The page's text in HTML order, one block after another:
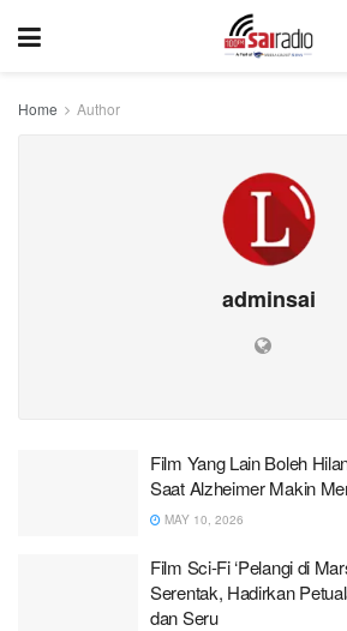
Home Author
adminsai
Film Yang Lain Boleh
Saat Alzheimer Makin
MAY 10, 2026
Film Sci-Fi ‘Pelangi di
Serentak, Hadirkan
dan Seru